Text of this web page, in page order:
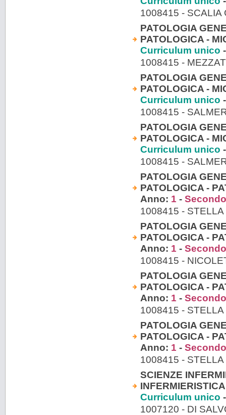
1008415 - SCALIA
PATOLOGIA
PATOLOGICA -
Curriculum unico
1008415 -
PATOLOGIA
PATOLOGICA -
Curriculum unico
1008415 -
PATOLOGIA
PATOLOGICA -
Curriculum unico
1008415 -
PATOLOGIA
PATOLOGICA -
Anno: 1 -
1008415 -
PATOLOGIA
PATOLOGICA -
Anno: 1 -
1008415 -
PATOLOGIA
PATOLOGICA -
Anno: 1 -
1008415 -
PATOLOGIA
PATOLOGICA -
Anno: 1 -
1008415 -
SCIENZE
Curriculum unico
1007120 - DI